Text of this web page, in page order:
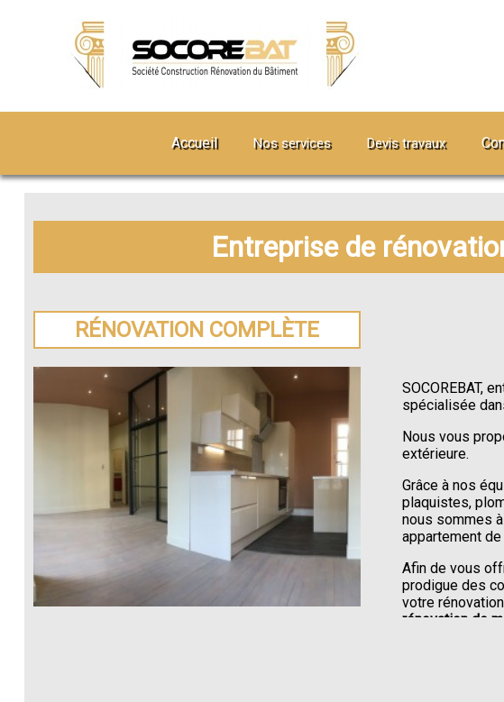
Accueil Nos services Devis travaux
Entreprise de
RÉNOVATION COMPLÈTE
SOCOREBAT,
spécialisée
Nous vous
extérieure.
Grâce à nos
plaquistes,
nous sommes
appartement
Afin de vous
prodigue des
votre
rénovation de